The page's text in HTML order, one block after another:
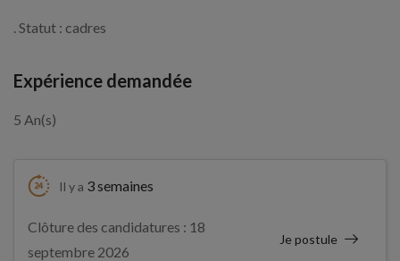
. Statut : cadres
Expérience demandée
5 An(s)
Il y a 3 semaines
Clôture des candidatures : 18
septembre 2026
Je postule